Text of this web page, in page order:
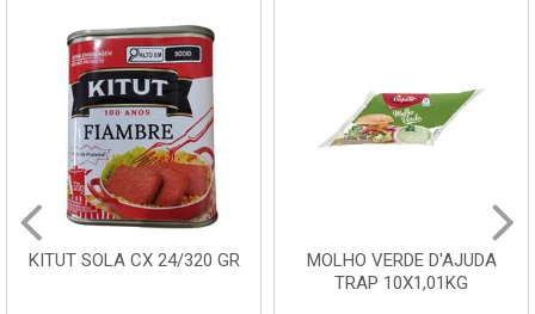
KITUT SOLA CX 24/320 GR
MOLHO VERDE D'AJUDA
TRAP 10X1,01KG